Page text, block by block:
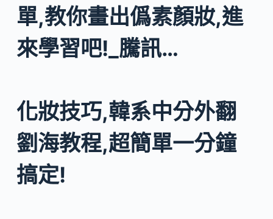
單,教你畫出僞素顏妝,進
來學習吧!_騰訊…
化妝技巧,韓系中分外翻
劉海教程,超簡單一分鐘
搞定!